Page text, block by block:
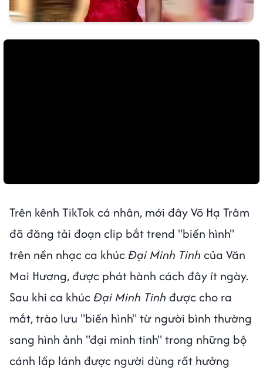
Trên kênh TikTok cá nhân, mới đây Võ Hạ Trâm
đã đăng tải đoạn clip bắt trend "biến hình"
trên nền nhạc ca khúc Đại Minh Tinh của Văn
Mai Hương, được phát hành cách đây ít ngày.
Sau khi ca khúc Đại Minh Tinh được cho ra
mắt, trào lưu "biến hình" từ người bình thường
sang hình ảnh "đại minh tinh" trong những bộ
cánh lấp lánh được người dùng rất hưởng